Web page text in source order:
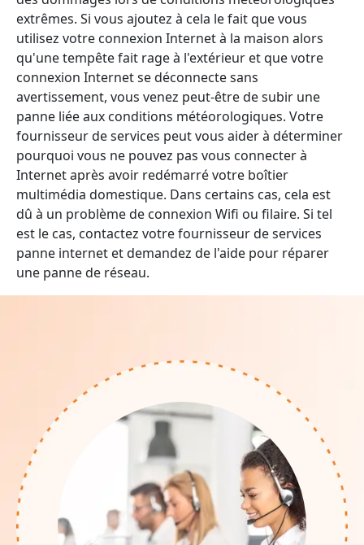
extrêmes. Si vous ajoutez à cela le fait que vous
utilisez votre connexion Internet à la maison alors
qu'une tempête fait rage à l'extérieur et que votre
connexion Internet se déconnecte sans
avertissement, vous venez peut-être de subir une
panne liée aux conditions météorologiques. Votre
fournisseur de services peut vous aider à déterminer
pourquoi vous ne pouvez pas vous connecter à
Internet après avoir redémarré votre boîtier
multimédia domestique. Dans certains cas, cela est
dû à un problème de connexion Wifi ou filaire. Si tel
est le cas, contactez votre fournisseur de services
panne internet et demandez de l'aide pour réparer
une panne de réseau.